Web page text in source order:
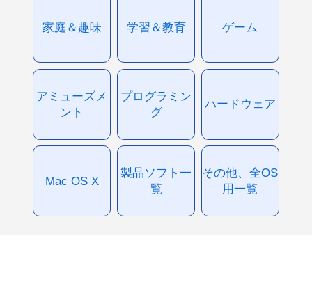
家庭＆趣味 学習＆教育 ゲーム
アミューズメ
ント
プログラミン
グ
ハードウェア
Mac OS X
製品ソフト一
覧
その他、全OS
用一覧